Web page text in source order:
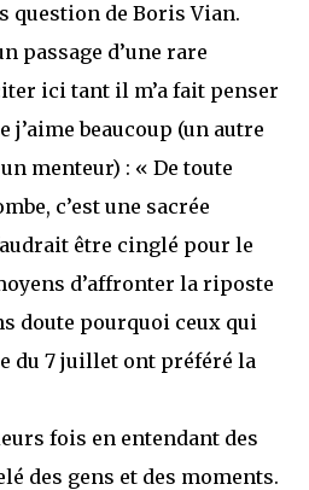
question de Boris Vian.
passage d’une rare
ici tant il m’a fait penser
j’aime beaucoup (un autre
menteur) : « De toute
c’est une sacrée
être cinglé pour le
d’affronter la riposte
doute pourquoi ceux qui
du 7 juillet ont préféré la
fois en entendant des
des gens et des moments.